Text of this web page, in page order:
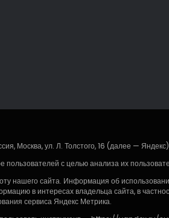
Москва, ул. Л. Толстого, 16 (далее —
с целью анализа их
сайта. Информация об
в интересах владельца сайта, в
сервиса Яндекс Метрика.